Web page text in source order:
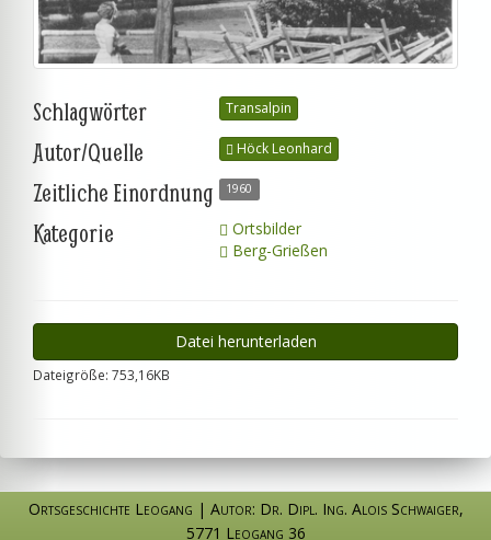
Schlagwörter Transalpin
Autor/Quelle Höck Leonhard
Zeitliche Einordnung 1960
Kategorie
Ortsbilder
Berg-Grießen
Datei herunterladen
Dateigröße: 753,16KB
Ortsgeschichte Leogang | Autor: Dr. Dipl. Ing. Alois Schwaiger,
5771 Leogang 36